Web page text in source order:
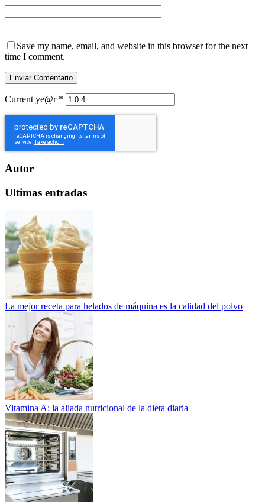
Save my name, email, and website in this browser for the next
time I comment.
Current ye@r *
Autor
Ultimas entradas
La mejor receta para helados de máquina es la calidad del polvo
Vitamina A: la aliada nutricional de la dieta diaria